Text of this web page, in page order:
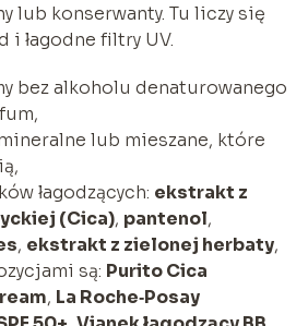
lub konserwanty. Tu liczy się
i łagodne filtry UV.
bez alkoholu denaturowanego
lub mieszane, które
łagodzących: ekstrakt z
(Cica), pantenol,
, ekstrakt z zielonej herbaty,
są: Purito Cica
, La Roche‑Posay